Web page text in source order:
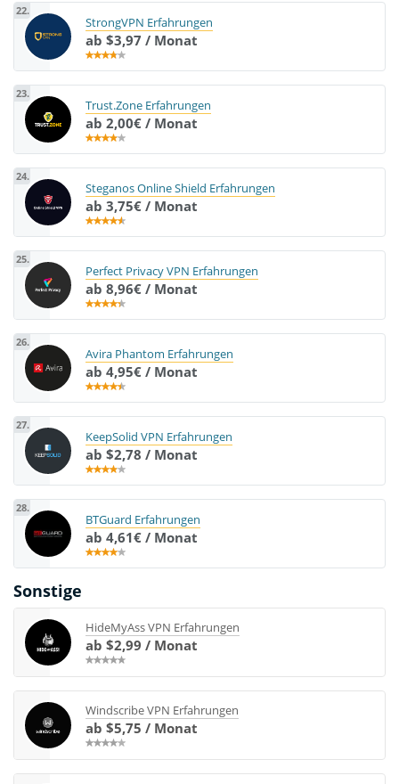
22.
StrongVPN Erfahrungen
ab $3,97 / Monat
23.
Trust.Zone Erfahrungen
ab 2,00€ / Monat
24.
Steganos Online Shield Erfahrungen
ab 3,75€ / Monat
25.
Perfect Privacy VPN Erfahrungen
ab 8,96€ / Monat
26.
Avira Phantom Erfahrungen
ab 4,95€ / Monat
27.
KeepSolid VPN Erfahrungen
ab $2,78 / Monat
28.
BTGuard Erfahrungen
ab 4,61€ / Monat
Sonstige
HideMyAss VPN Erfahrungen
ab $2,99 / Monat
Windscribe VPN Erfahrungen
ab $5,75 / Monat